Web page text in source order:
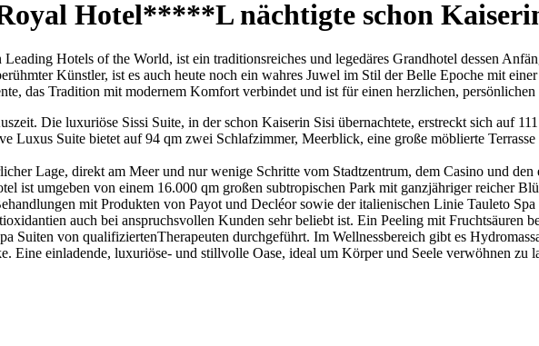
Hotel*****L nächtigte schon
Hotels of the World, ist ein traditionsreiches und legedäres Grandhotel dessen
Künstler, ist es auch heute noch ein wahres Juwel im Stil der Belle Epoche mit
das Tradition mit modernem Komfort verbindet und ist für einen herzlichen,
Die luxuriöse Sissi Suite, in der schon Kaiserin Sisi übernachtete, erstreckt sich auf
Luxus Suite bietet auf 94 qm zwei Schlafzimmer, Meerblick, eine große möblierte
Lage, direkt am Meer und nur wenige Schritte vom Stadtzentrum, dem Casino und
ist umgeben von einem 16.000 qm großen subtropischen Park mit ganzjähriger reicher
mit Produkten von Payot und Decléor sowie der italienischen Linie Tauleto
auch bei anspruchsvollen Kunden sehr beliebt ist. Ein Peeling mit Fruchtsäuren
Suiten von qualifiziertenTherapeuten durchgeführt. Im Wellnessbereich gibt es
Eine einladende, luxuriöse- und stillvolle Oase, ideal um Körper und Seele verwöhnen zu